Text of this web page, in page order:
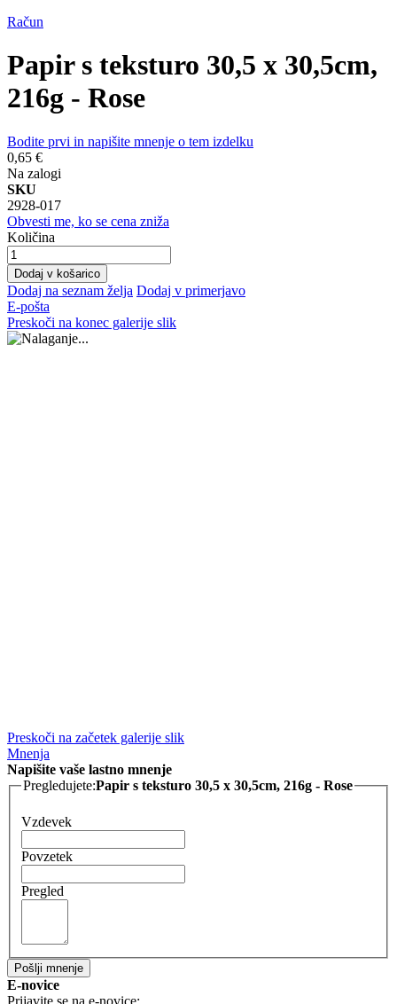
Račun
Papir s teksturo 30,5 x 30,5cm,
216g - Rose
Bodite prvi in napišite mnenje o tem izdelku
0,65 €
Na zalogi
SKU
2928-017
Obvesti me, ko se cena zniža
Količina
Dodaj v košarico
Dodaj na seznam želja Dodaj v primerjavo
E-pošta
Preskoči na konec galerije slik
Preskoči na začetek galerije slik
Mnenja
Napišite vaše lastno mnenje
Pregledujete:Papir s teksturo 30,5 x 30,5cm, 216g - Rose
Vzdevek
Povzetek
Pregled
Pošlji mnenje
E-novice